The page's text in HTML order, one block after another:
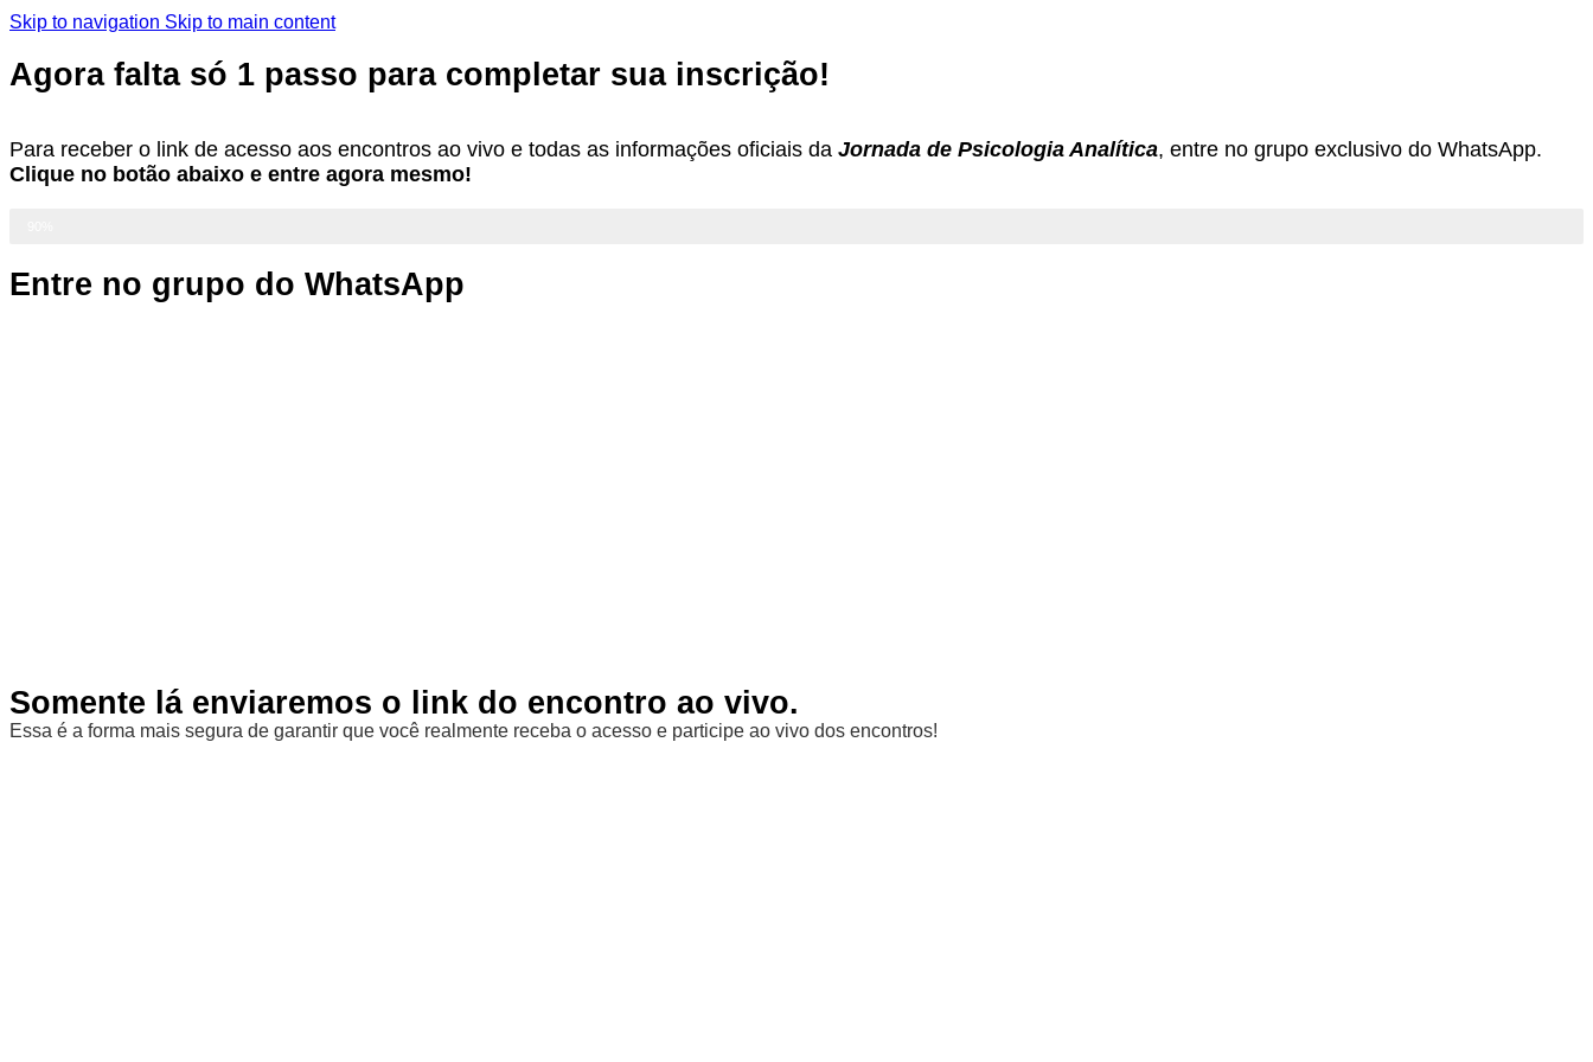
Skip to navigation Skip to main content
Agora falta só 1 passo para completar sua inscrição!
Para receber o link de acesso aos encontros ao vivo e todas as informações oficiais da Jornada de Psicologia Analítica, entre no grupo exclusivo do WhatsApp.
Clique no botão abaixo e entre agora mesmo!
Entre no grupo do WhatsApp
Somente lá enviaremos o link do encontro ao vivo.
Essa é a forma mais segura de garantir que você realmente receba o acesso e participe ao vivo dos encontros!